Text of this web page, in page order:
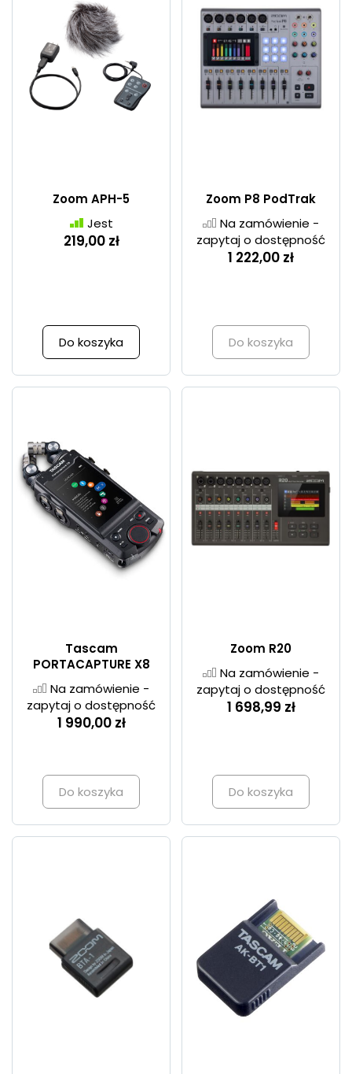
Zoom APH-5
Jest
219,00 zł
Do koszyka
Zoom P8 PodTrak
Na zamówienie -
zapytaj o dostępność
1 222,00 zł
Do koszyka
Tascam
PORTACAPTURE X8
Na zamówienie -
zapytaj o dostępność
1 990,00 zł
Do koszyka
Zoom R20
Na zamówienie -
zapytaj o dostępność
1 698,99 zł
Do koszyka